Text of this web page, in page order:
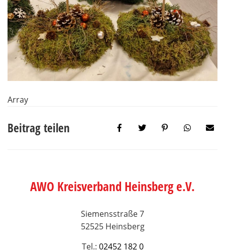
Array
Beitrag teilen
AWO Kreisverband Heinsberg e.V.
Siemensstraße 7
52525 Heinsberg
Tel.: 02452 182 0